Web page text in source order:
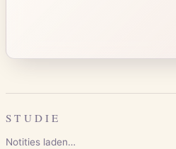
STUDIE
Notities laden…